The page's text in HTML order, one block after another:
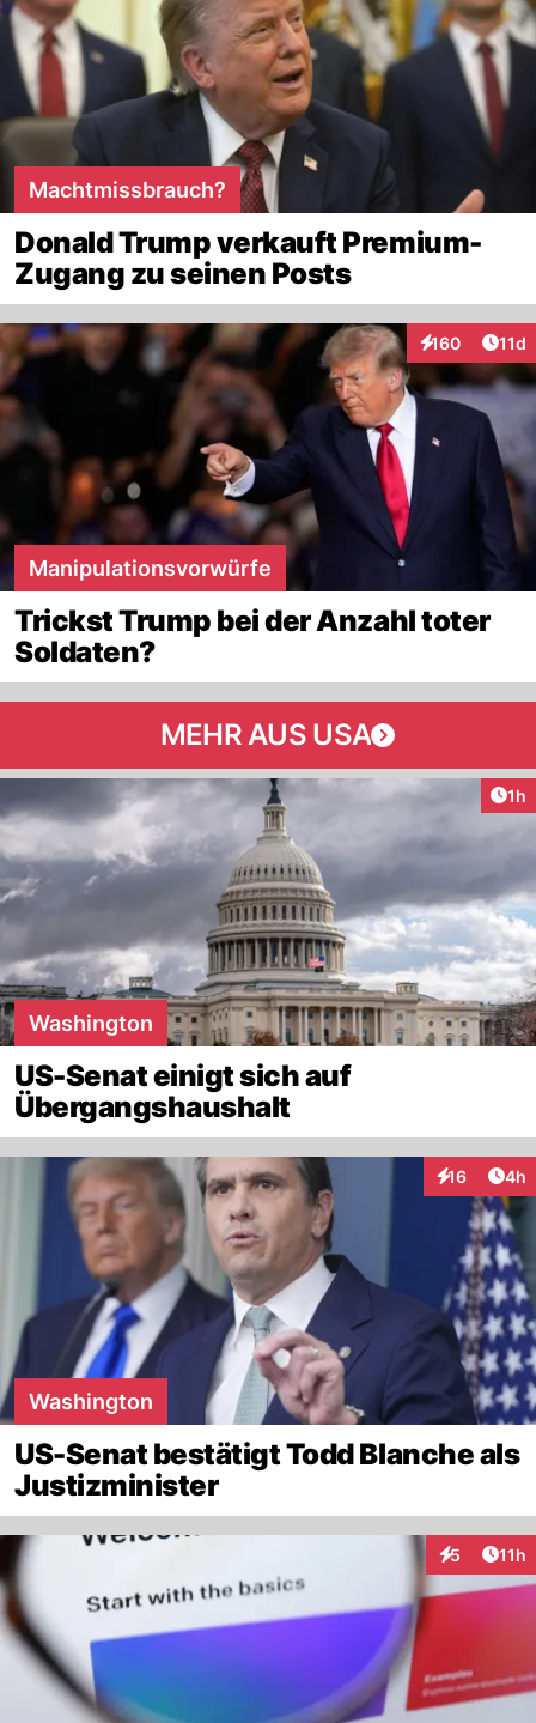
Machtmissbrauch?
Donald Trump verkauft Premium-
Zugang zu seinen Posts
160
Interaktionen
11d
Manipulationsvorwürfe
Trickst Trump bei der Anzahl toter
Soldaten?
MEHR AUS USA
1h
Washington
US-Senat einigt sich auf
Übergangshaushalt
16
Interaktionen
4h
Washington
US-Senat bestätigt Todd Blanche als
Justizminister
5 11h